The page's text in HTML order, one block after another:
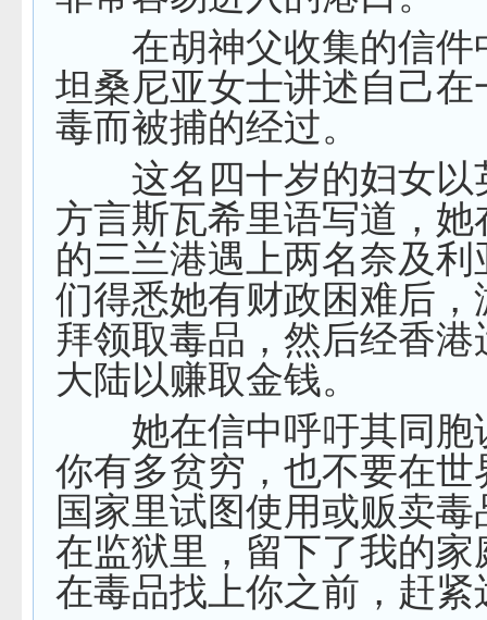
在胡神父收集的信件
坦桑尼亚女士讲述自己在
毒而被捕的经过。
这名四十岁的妇女以
方言斯瓦希里语写道，她
的三兰港遇上两名奈及利
们得悉她有财政困难后，
拜领取毒品，然后经香港
大陆以赚取金钱。
她在信中呼吁其同胞
你有多贫穷，也不要在世
国家里试图使用或贩卖
在监狱里，留下了我的家
在毒品找上你之前，赶紧